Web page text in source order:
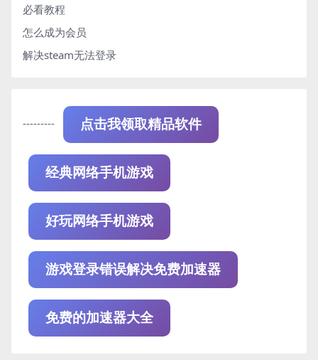
必看教程
怎么成为会员
解决steam无法登录
--------- 点击我领取精品软件
经典网络手机游戏
好玩网络手机游戏
游戏登录错误解决免费加速器
免费的加速器大全